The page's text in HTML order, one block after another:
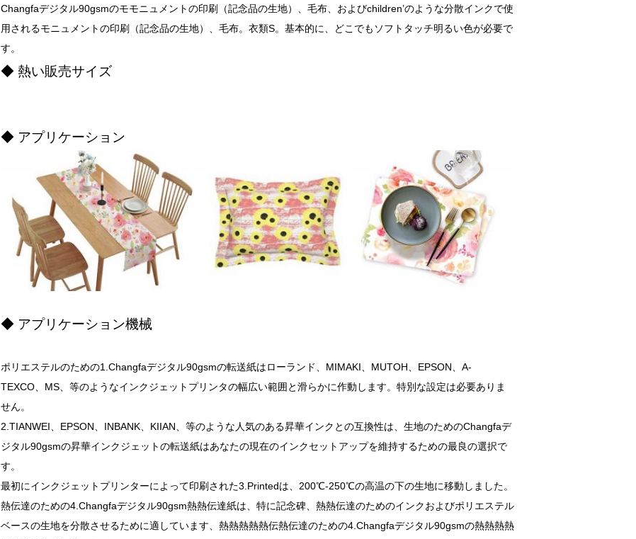
Changfaデジタル90gsmのモモニュメントの印刷（記念品の生地）、毛布、およびchildren’のような分散インクで使
用されるモニュメントの印刷（記念品の生地）、毛布。衣類S。基本的に、どこでもソフトタッチ明るい色が必要で
す。
◆ 熱い販売サイズ
◆ アプリケーション
◆ アプリケーション機械
ポリエステルのための1.Changfaデジタル90gsmの転送紙はローランド、MIMAKI、MUTOH、EPSON、A-
TEXCO、MS、等のようなインクジェットプリンタの幅広い範囲と滑らかに作動します。特別な設定は必要ありま
せん。
2.TIANWEI、EPSON、INBANK、KIIAN、等のような人気のある昇華インクとの互換性は、生地のためのChangfaデ
ジタル90gsmの昇華インクジェットの転送紙はあなたの現在のインクセットアップを維持するための最良の選択で
す。
最初にインクジェットプリンターによって印刷された3.Printedは、200℃-250℃の高温の下の生地に移動しました。
熱伝達のための4.Changfaデジタル90gsm熱熱伝達紙は、特に記念碑、熱熱伝達のためのインクおよびポリエステル
ベースの生地を分散させるために適しています、熱熱熱熱熱伝熱伝達のための4.Changfaデジタル90gsmの熱熱熱熱